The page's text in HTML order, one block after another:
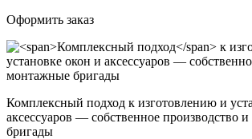
Оформить заказ
Комплексный подход к изготовлению и
аксессуаров — собственное производство
бригады